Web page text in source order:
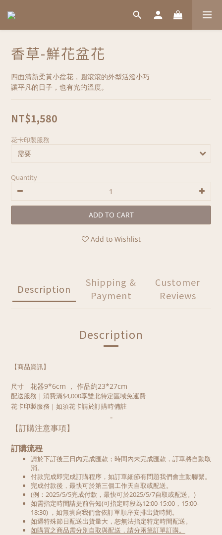
香草-鮮花盆花
四面清新柔黃小盆花，圓滾滾的外型活潑小巧
讓平凡的日子，也有光的溫度。
NT$1,580
花卡印製服務
Quantity
ADD TO CART
Add to Wishlist
Description
Shipping &
Payment
Customer
Reviews
Description
【商品資訊】
尺寸 ｜ 花器9*6cm ， 作品約23*27cm
配送服務｜ 消費滿$4,000享雙北特定區域免運費
花卡印製服務｜如須花卡請於訂購時備註
-
【訂購注意事項】
訂購流程
請於下訂後三日內完成匯款；時間內未完成匯款，訂單將自動取
消。
付款完成即完成訂購程序，如訂單細節有問題我們會主動聯繫。
完成付款後，最快可於第三個工作天自取或配送。
(例：2025/5/5完成付款，最快可於2025/5/7自取或配送。)
如需指定時間請提前告知(可指定時段為12:00-15:00，15:00-
18:30) ，如無填寫我們會依訂單順序安排出貨時間。
如遇特殊節日配送出貨量大，恕無法指定特定時間配送。
如購買之商品需分別自取與配送，請分兩筆訂單訂購。